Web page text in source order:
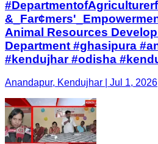
Anandapur, Kendujhar | Jul 1, 2026